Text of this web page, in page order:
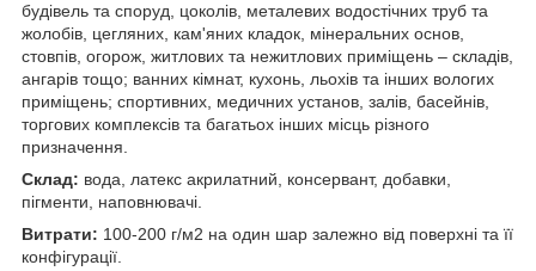
будівель та споруд, цоколів, металевих водостічних труб та
жолобів, цегляних, кам'яних кладок, мінеральних основ,
стовпів, огорож, житлових та нежитлових приміщень – складів,
ангарів тощо; ванних кімнат, кухонь, льохів та інших вологих
приміщень; спортивних, медичних установ, залів, басейнів,
торгових комплексів та багатьох інших місць різного
призначення.
Склад: вода, латекс акрилатний, консервант, добавки,
пігменти, наповнювачі.
Витрати: 100-200 г/м2 на один шар залежно від поверхні та її
конфігурації.